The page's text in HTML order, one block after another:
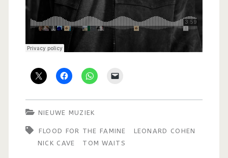
NIEUWE MUZIEK
FLOOD FOR THE FAMINE
LEONARD COHEN
NICK CAVE
TOM WAITS